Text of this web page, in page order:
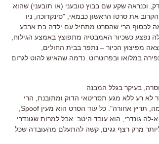
וכנראה שקע שם בבוץ טובעני (או תובעני) שהוא
את סרטו הראשון כבמאי, "סינקדוכה, ניו
לבסוף הרי שהסרט מתחיל עם ילדה בת ארבע
כשכיור האמבטיה מתפוצץ באמצע הגילוח,
מפיצוץ הכיור – נתפר בבית החולים,
במלואו ובפרוטרוט. נדמה שהאיש להוט לגרום
בעיקר בגלל המבנה
לא רע ללא מגע תסריטאי הדוק ומתובנת, הרי
גונדרי, הוא עובד היטב. אבל למרות שגונדרי
מרק רצף גגים, קשה להתעלם מהעובדה שכל